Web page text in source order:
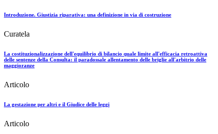
Introduzione. Giustizia riparativa: una definizione in via di costruzione
Curatela
La costituzionalizzazione dell'equilibrio di bilancio quale limite all'efficacia retroattiva
delle sentenze della Consulta: il paradossale allentamento delle briglie all'arbitrio delle
maggioranze
Articolo
La gestazione per altri e il Giudice delle leggi
Articolo